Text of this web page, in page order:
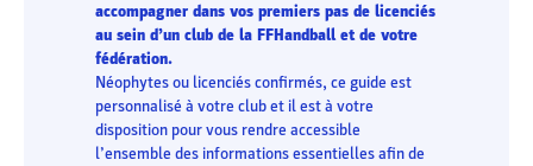
accompagner dans vos premiers pas de licenciés
au sein d’un club de la FFHandball et de votre
fédération.
Néophytes ou licenciés confirmés, ce guide est
personnalisé à votre club et il est à votre
disposition pour vous rendre accessible
l’ensemble des informations essentielles afin de